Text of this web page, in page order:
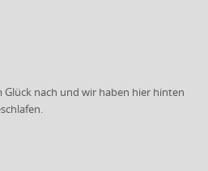
nach und wir haben hier hinten